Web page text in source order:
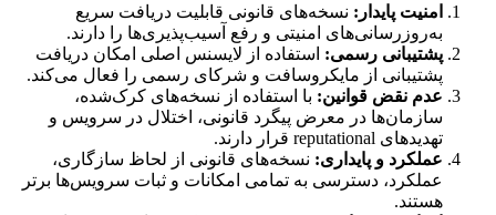
امنیت پایدار: نسخه‌های قانونی قابلیت دریافت سریع
به‌روزرسانی‌های امنیتی و رفع آسیب‌پذیری‌ها را دارند.
پشتیبانی رسمی: استفاده از لایسنس اصلی امکان دریافت
پشتیبانی از مایکروسافت و شرکای رسمی را فعال می‌کند.
عدم نقض قوانین: با استفاده از نسخه‌های کرک‌شده،
سازمان‌ها در معرض پیگرد قانونی، اختلال در سرویس و
تهدیدهای reputational قرار دارند.
عملکرد و پایداری: نسخه‌های قانونی از لحاظ سازگاری،
عملکرد، دسترسی به تمامی امکانات و ثبات سرویس‌ها برتر
هستند.